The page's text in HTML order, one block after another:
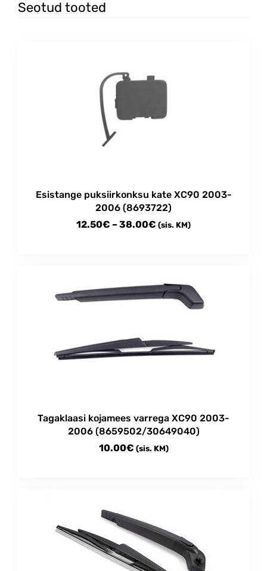
Seotud tooted
Esistange puksiirkonksu kate XC90 2003-
2006 (8693722)
12.50€ –38.00€ Price
38.00€
(sis. KM)
variants.
page
Tagaklaasi kojamees varrega XC90 2003-
2006 (8659502/30649040)
10.00€ (sis. KM)